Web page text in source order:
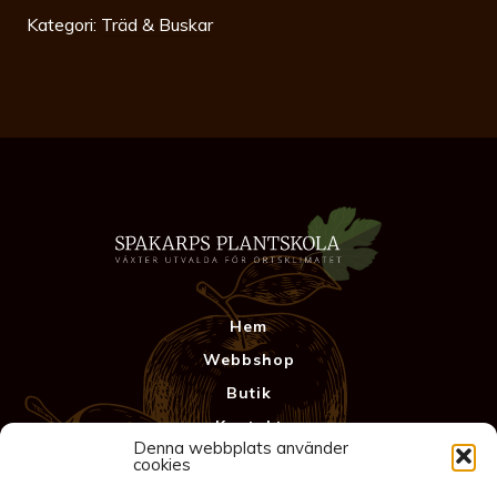
Denna webbplats använder
cookies
40
co
Kategori: Träd & Buskar
Hem
Webbshop
Butik
Kontakt
Anläggning